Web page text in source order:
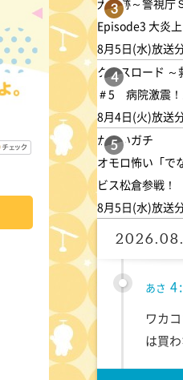
3
大追跡～警視庁
Episode3 大炎
8月5日(水)放送
4
クロスロード ～
＃5 病院激震！
8月4日(火)放送
5
かまいガチ
オモロ怖い「で
ビス松倉参戦！
8月5日(水)放送
あさ
ワカ
は買